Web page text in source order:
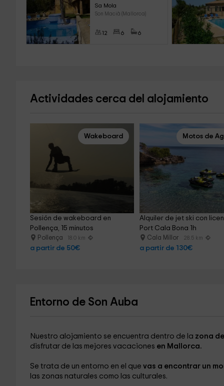
Sa Mola
Son Macià (Mallorca)
12 6 6
Actividades cerca del alojamiento
Wakeboard
Sesión de wakeboard en
Pollença, 15 minutos
Pollença 18.0 km
a partir de 50€
Motos de
Alquiler de jet ski con
Port Cala Bona 1h
Cala Millor 28.5 km
a partir de 130€
Entorno de Son Auba
Nuestro alojamiento se encuentra dentro de la zona
disfrutar de las mejores vacaciones en Mallorca.
Se trata de un entorno en el que vas a encontrar un
las zonas naturales como las culturales.